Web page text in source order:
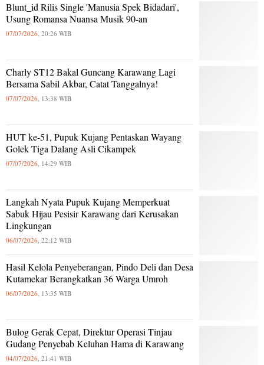
Blunt_id Rilis Single 'Manusia Spek Bidadari',
Usung Romansa Nuansa Musik 90-an
07/07/2026, 20:26 WIB
Charly ST12 Bakal Guncang Karawang Lagi
Bersama Sabil Akbar, Catat Tanggalnya!
07/07/2026, 13:38 WIB
HUT ke-51, Pupuk Kujang Pentaskan Wayang
Golek Tiga Dalang Asli Cikampek
07/07/2026, 14:29 WIB
Langkah Nyata Pupuk Kujang Memperkuat
Sabuk Hijau Pesisir Karawang dari Kerusakan
Lingkungan
06/07/2026, 22:12 WIB
Hasil Kelola Penyeberangan, Pindo Deli dan Desa
Kutamekar Berangkatkan 36 Warga Umroh
06/07/2026, 13:35 WIB
Bulog Gerak Cepat, Direktur Operasi Tinjau
Gudang Penyebab Keluhan Hama di Karawang
04/07/2026, 21:41 WIB